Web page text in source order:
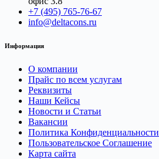
+7 (495) 765-76-67
info@deltacons.ru
Информация
О компании
Прайс по всем услугам
Реквизиты
Наши Кейсы
Новости и Статьи
Вакансии
Политика Конфиденциальности
Пользовательское Соглашение
Карта сайта